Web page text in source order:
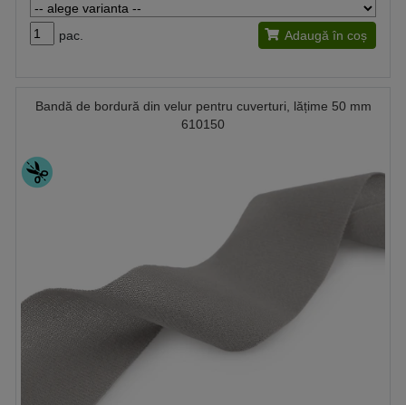
pac. Adaugă în coș
Bandă de bordură din velur pentru cuverturi, lățime 50 mm
610150